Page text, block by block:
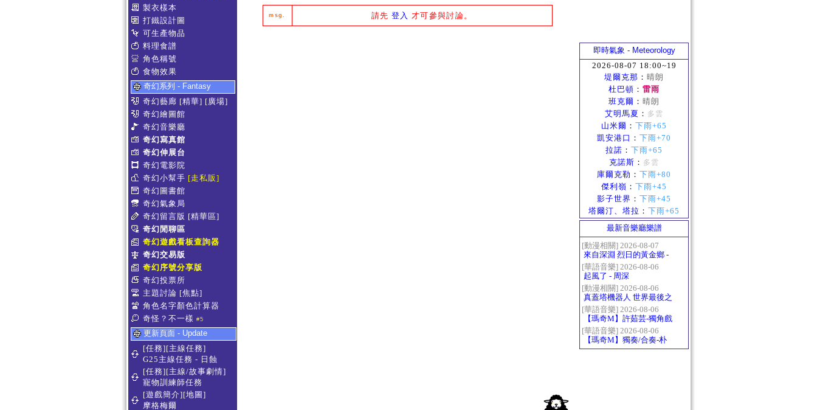
製衣樣本
打鐵設計圖
可生產物品
料理食譜
角色稱號
食物效果
奇幻系列 - Fantasy
奇幻藝廊 [精華] [廣場]
奇幻繪圖館
奇幻音樂廳
奇幻寫真館
奇幻伸展台
奇幻電影院
奇幻小幫手 [走私販]
奇幻圖書館
奇幻氣象局
奇幻留言版 [精華區]
奇幻閒聊區
奇幻遊戲看板查詢器
奇幻交易版
奇幻序號分享版
奇幻投票所
主題討論 [焦點]
角色名字顏色計算器
奇怪？不一樣 #5
更新頁面 - Update
[任務][主線任務]
G25主線任務 - 日蝕
[任務][主線/故事劇情]
寵物訓練師任務
[遊戲簡介][地圖]
摩格梅爾
msg. 請先 登入 才可參與討論。
即時氣象 - Meteorology
2026-08-07 18:00~19
堤爾克那 ： 晴朗
杜巴頓 ： 雷雨
班克爾 ： 晴朗
艾明馬夏 ： 多雲
山米爾 ： 下雨+65
凱安港口 ： 下雨+70
拉諾 ： 下雨+65
克諾斯 ： 多雲
庫爾克勒 ： 下雨+80
傑利嶺 ： 下雨+45
影子世界 ： 下雨+45
塔爾汀、塔拉 ： 下雨+65
最新音樂廳樂譜
[動漫相關] 2026-08-07
來自深淵 烈日的黃金鄉 -
Gravity
[華語音樂] 2026-08-06
起風了 - 周深
[動漫相關] 2026-08-06
真蓋塔機器人 世界最後之
日OP2 HEATS
[華語音樂] 2026-08-06
【瑪奇M】許茹芸-獨角戲
[華語音樂] 2026-08-06
【瑪奇M】獨奏/合奏-朴
樹-那些花兒